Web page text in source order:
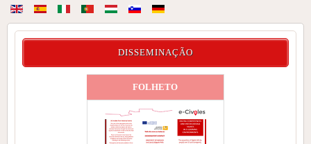
DISSEMINAÇÃO
FOLHETO